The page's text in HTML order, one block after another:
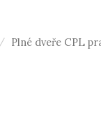
Plné dveře CPL